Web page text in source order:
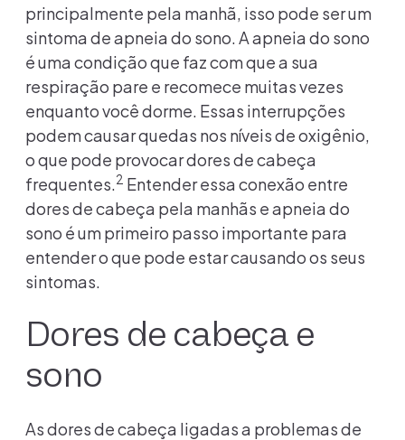
principalmente pela manhã, isso pode ser um
sintoma de apneia do sono. A apneia do sono
é uma condição que faz com que a sua
respiração pare e recomece muitas vezes
enquanto você dorme. Essas interrupções
podem causar quedas nos níveis de oxigênio,
o que pode provocar dores de cabeça
frequentes.2 Entender essa conexão entre
dores de cabeça pela manhãs e apneia do
sono é um primeiro passo importante para
entender o que pode estar causando os seus
sintomas.
Dores de cabeça e
sono
As dores de cabeça ligadas a problemas de